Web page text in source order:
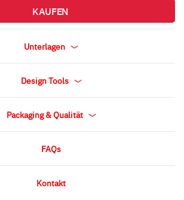
KAUFEN
Unterlagen
Design Tools
Packaging & Qualität
FAQs
Kontakt